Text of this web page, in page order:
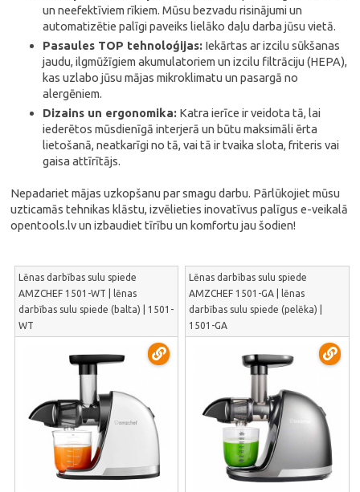
un neefektīviem rīkiem. Mūsu bezvadu risinājumi un
automatizētie palīgi paveiks lielāko daļu darba jūsu vietā.
Pasaules TOP tehnoloģijas: Iekārtas ar izcilu sūkšanas
jaudu, ilgmūžīgiem akumulatoriem un izcilu filtrāciju (HEPA),
kas uzlabo jūsu mājas mikroklimatu un pasargā no
alergēniem.
Dizains un ergonomika: Katra ierīce ir veidota tā, lai
iederētos mūsdienīgā interjerā un būtu maksimāli ērta
lietošanā, neatkarīgi no tā, vai tā ir tvaika slota, friteris vai
gaisa attīrītājs.
Nepadariet mājas uzkopšanu par smagu darbu. Pārlūkojiet mūsu
uzticamās tehnikas klāstu, izvēlieties inovatīvus palīgus e-veikalā
opentools.lv un izbaudiet tīrību un komfortu jau šodien!
Lēnas darbības sulu spiede
AMZCHEF 1501-WT | lēnas
darbības sulu spiede (balta) | 1501-
WT
Lēnas darbības sulu spiede
AMZCHEF 1501-GA | lēnas
darbības sulu spiede (pelēka) |
1501-GA